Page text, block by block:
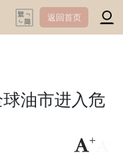
返回首页
油市进入危
+